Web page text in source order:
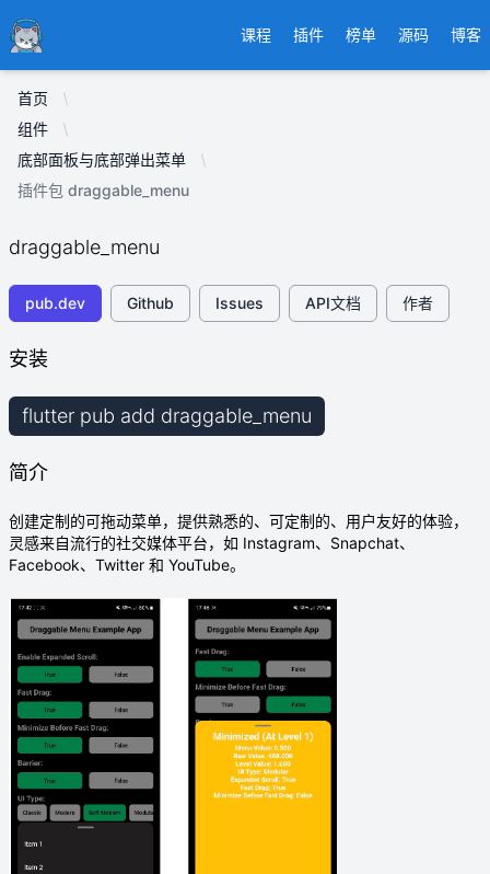
Ducafecat 课程 插件 榜单 源码 博客
首页
组件
底部面板与底部弹出菜单
插件包 draggable_menu
draggable_menu
pub.dev Github Issues API文档 作者
安装
flutter pub add draggable_menu
简介
创建定制的可拖动菜单，提供熟悉的、可定制的、用户友好的体验，
灵感来自流行的社交媒体平台，如 Instagram、Snapchat、
Facebook、Twitter 和 YouTube。